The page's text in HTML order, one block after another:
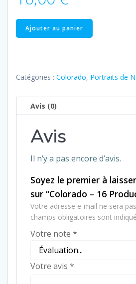
quantité
de
16
Ajouter au panier
Catégories : Colorado, Portraits de
Avis (0)
Avis
Il n’y a pas encore d’avis.
Soyez le premier à
sur “Colorado – 16
Votre adresse e-mail ne sera
champs obligatoires sont
Votre note *
Votre avis *